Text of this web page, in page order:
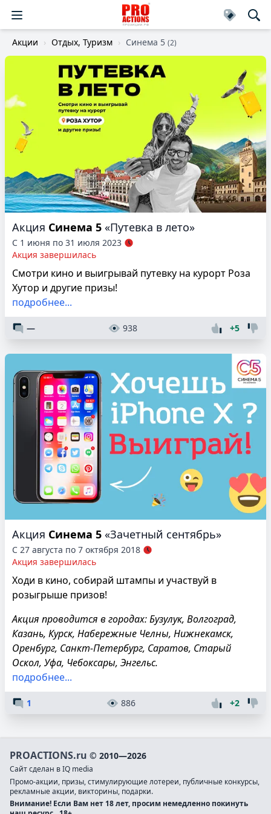
Акции Отдых, Туризм Синема 5 (2)
Акция Синема 5 «Путевка в лето»
С 1 июня по 31 июля 2023
Акция завершилась
Смотри кино и выигрывай путевку на курорт Роза
Хутор и другие призы!
подробнее...
— 938 +5
Акция Синема 5 «Зачетный сентябрь»
С 27 августа по 7 октября 2018
Акция завершилась
Ходи в кино, собирай штампы и участвуй в
розыгрыше призов!
Акция проводится в городах: Бузулук, Волгоград,
Казань, Курск, Набережные Челны, Нижнекамск,
Оренбург, Санкт-Петербург, Саратов, Старый
Оскол, Уфа, Чебоксары, Энгельс.
подробнее...
1 886 +2
PROACTIONS.ru © 2010—2026
Сайт сделан в IQ media
Промо-акции, призы, стимулирующие лотереи, публичные конкурсы,
рекламные акции, викторины, подарки.
Внимание! Если Вам нет 18 лет, просим немедленно покинуть